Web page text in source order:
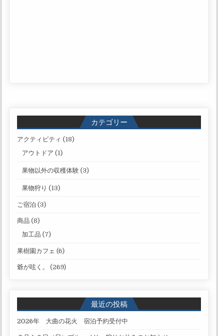
カテゴリー
アクティビティ (18)
アウトドア (1)
果物以外の収穫体験 (3)
果物狩り (13)
ご宿泊 (3)
商品 (8)
加工品 (7)
果樹園カフェ (6)
爺が呟く。 (269)
最近の投稿
2026年 大曲の花火 宿泊予約受付中